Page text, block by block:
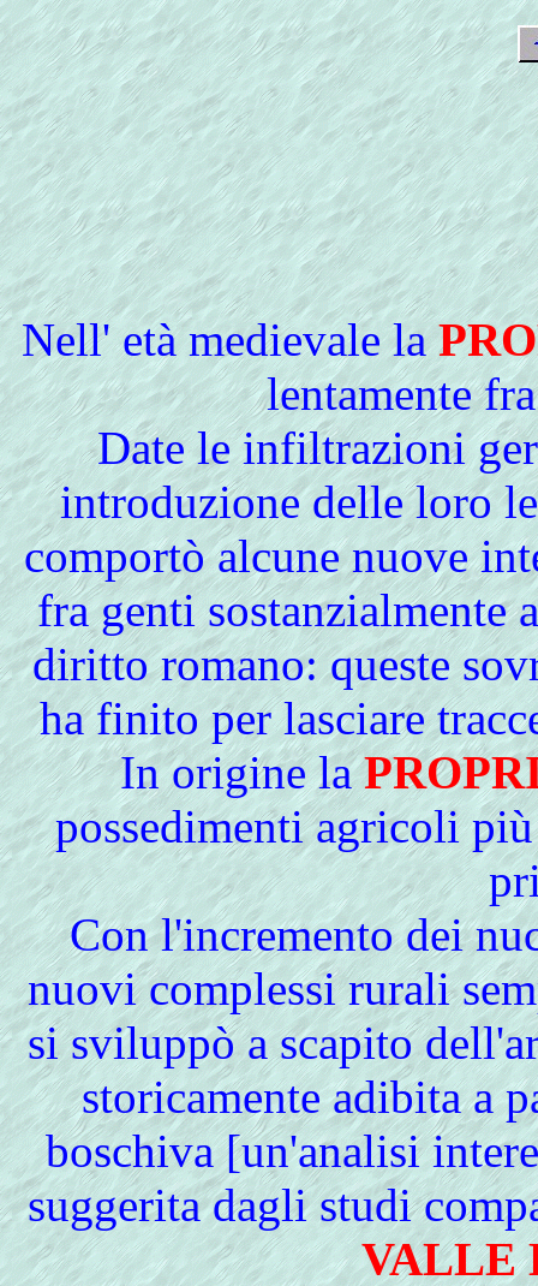
Nell'età medievale la
lentamente
Date le infiltrazioni
introduzione delle loro
comportò alcune nuove
fra genti
diritto romano: queste
ha finito per lasciare
In origine la
possedimenti agricoli
Con l'incremento dei
nuovi complessi rurali
si sviluppò a scapito
storicamente adibita a
boschiva [un'analisi
suggerita dagli studi
VALLE